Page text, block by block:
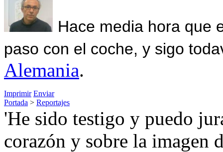
Hace media hora que
paso con el coche, y sigo
Alemania.
Imprimir Enviar
Portada > Reportajes
'He sido testigo y puedo
corazón y sobre la imagen